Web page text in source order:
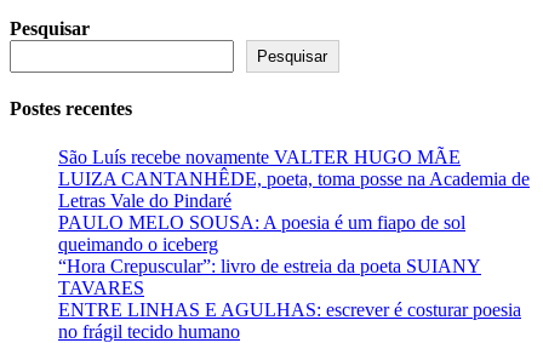
Pesquisar
Pesquisar
Postes recentes
São Luís recebe novamente VALTER HUGO MÃE
LUIZA CANTANHÊDE, poeta, toma posse na Academia de
Letras Vale do Pindaré
PAULO MELO SOUSA: A poesia é um fiapo de sol
queimando o iceberg
“Hora Crepuscular”: livro de estreia da poeta SUIANY
TAVARES
ENTRE LINHAS E AGULHAS: escrever é costurar poesia
no frágil tecido humano